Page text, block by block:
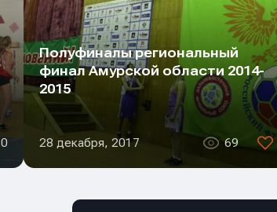
0
Полуфиналы региональный
финал Амурской области 2014-
2015
28 декабря, 2017 69